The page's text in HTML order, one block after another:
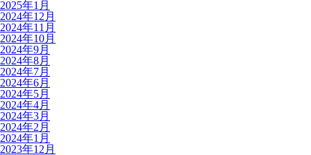
2025年1月
2024年12月
2024年11月
2024年10月
2024年9月
2024年8月
2024年7月
2024年6月
2024年5月
2024年4月
2024年3月
2024年2月
2024年1月
2023年12月